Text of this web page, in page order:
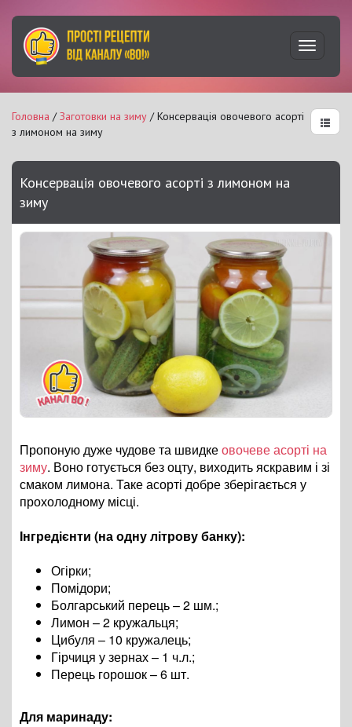
Головна /Заготовки на зиму / Консервація овочевого асорті
з лимоном на зиму
Консервація овочевого асорті з лимоном на
зиму
Пропоную дуже чудове та швидкеовочеве асорті на
зиму. Воно готується без оцту, виходить яскравим і зі
смаком лимона. Таке асорті добре зберігається у
прохолодному місці.
Інгредієнти (на одну літрову банку):
Огірки;
Помідори;
Болгарський перець – 2 шм.;
Лимон – 2 кружальця;
Цибуля – 10 кружалець;
Гірчиця у зернах – 1 ч.л.;
Перець горошок – 6 шт.
Для маринаду: